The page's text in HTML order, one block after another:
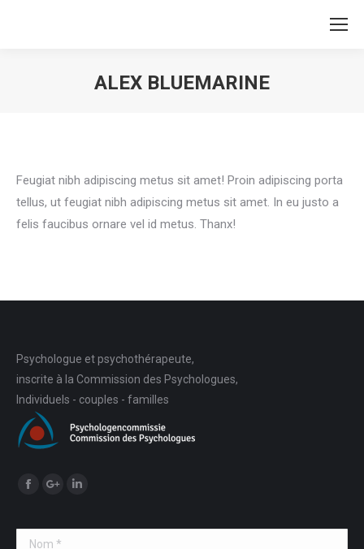
ALEX BLUEMARINE
Feugiat nibh adipiscing metus sit amet! Proin adipiscing porta
tellus, ut feugiat nibh adipiscing metus sit amet. In eu justo a
felis faucibus ornare vel id metus. Thanx!
Psychologue et psychothérapeute,
inscrite à la Commission des Psychologues,
Individuels - couples - familles
Trouvez nous sur :
Facebook
Nom *